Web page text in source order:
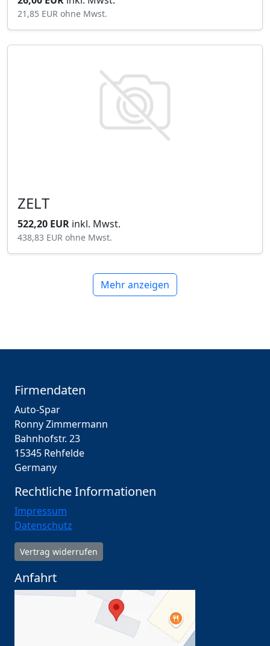
21,85 EUR ohne Mwst.
ZELT
522,20 EUR inkl. Mwst.
438,83 EUR ohne Mwst.
Mehr anzeigen
Firmendaten
Auto-Spar
Ronny Zimmermann
Bahnhofstr. 23
15345 Rehfelde
Germany
Rechtliche Informationen
Impressum
Datenschutz
Vertrag widerrufen
Anfahrt